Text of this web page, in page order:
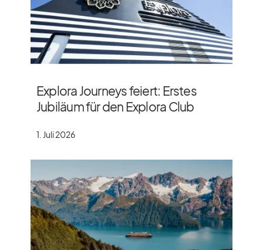
Explora Journeys feiert: Erstes
Jubiläum für den Explora Club
1. Juli 2026